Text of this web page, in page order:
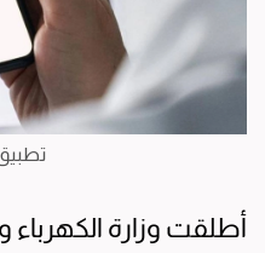
أطلقت وزارة الكهرباء